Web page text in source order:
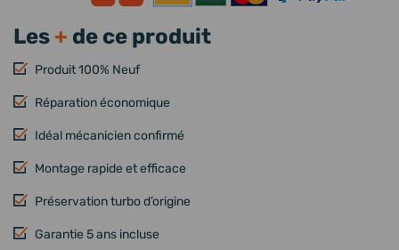
Les+ de ce produit
Produit 100% Neuf
Réparation économique
Idéal mécanicien confirmé
Montage rapide et efficace
Préservation turbo d’origine
Garantie 5 ans incluse